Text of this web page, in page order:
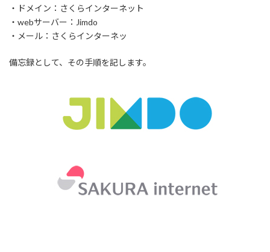
・ドメイン：さくらインターネット
・webサーバー：Jimdo
・メール：さくらインターネッ
備忘録として、その手順を記します。